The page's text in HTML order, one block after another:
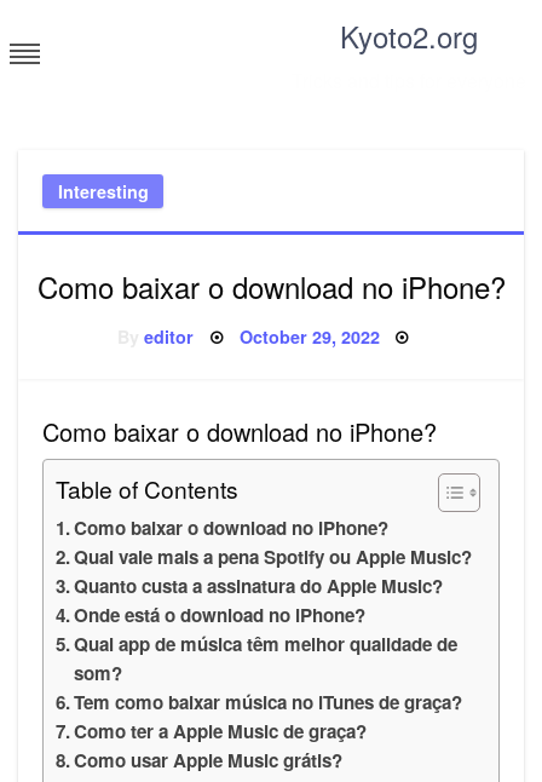
to
content
Kyoto2.org
Interesting
Como baixar o download no iPhone?
Byeditor Posted
October 29, 2022
Como baixar o download no iPhone?
Table of Contents
Como baixar o download no iPhone?
Qual vale mais a pena Spotify ou Apple Music?
Quanto custa a assinatura do Apple Music?
Onde está o download no iPhone?
Qual app de música têm melhor qualidade de
som?
Tem como baixar música no iTunes de graça?
Como ter a Apple Music de graça?
Como usar Apple Music grátis?